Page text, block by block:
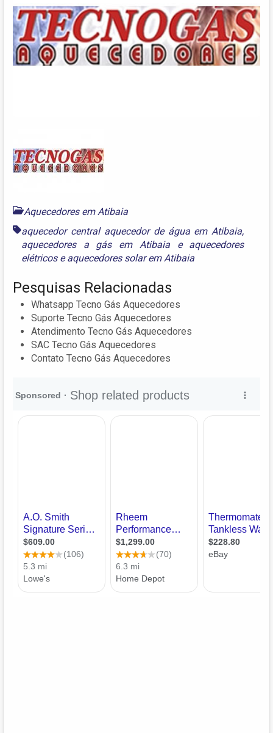
Aquecedores em Atibaia
aquecedor central aquecedor de água em Atibaia,
aquecedores a gás em Atibaiae aquecedores
elétricos e aquecedores solar em Atibaia
Pesquisas Relacionadas
Whatsapp Tecno Gás Aquecedores
Suporte Tecno Gás Aquecedores
Atendimento Tecno Gás Aquecedores
SAC Tecno Gás Aquecedores
Contato Tecno Gás Aquecedores